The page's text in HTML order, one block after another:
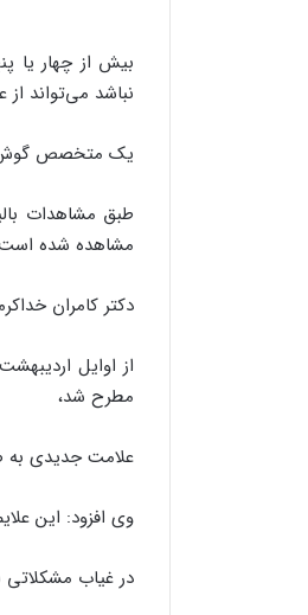
بیش از چهار یا
نباشد می‌تواند از
یک متخصص گوش
طبق مشاهدات
مشاهده شده
دکتر کامران
از اوایل
مطرح شد،
علامت جدیدی به
وی افزود: این
در غیاب مشکلاتی